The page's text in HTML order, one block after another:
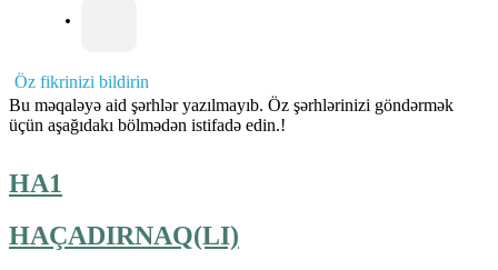
Öz fikrinizi bildirin
Bu məqaləyə aid şərhlər yazılmayıb. Öz şərhlərinizi göndərmək
üçün aşağıdakı bölmədən istifadə edin.!
HA1
HAÇADIRNAQ(LI)